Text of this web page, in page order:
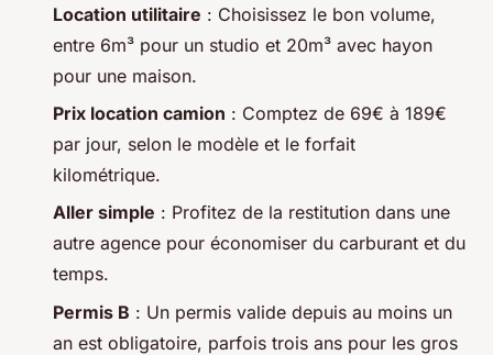
Location utilitaire : Choisissez le bon volume,
entre 6m³ pour un studio et 20m³ avec hayon
pour une maison.
Prix location camion : Comptez de 69€ à 189€
par jour, selon le modèle et le forfait
kilométrique.
Aller simple : Profitez de la restitution dans une
autre agence pour économiser du carburant et du
temps.
Permis B : Un permis valide depuis au moins un
an est obligatoire, parfois trois ans pour les gros